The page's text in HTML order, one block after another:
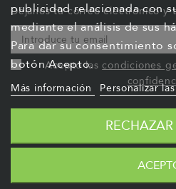
Déjanos tu correo electrónico y
Acepto lascondiciones
publicidad relacionada con
mediante el análisis de sus
Para dar su consentimiento
botón Acepto.
Más información Personalizar
© 2026 - Lan